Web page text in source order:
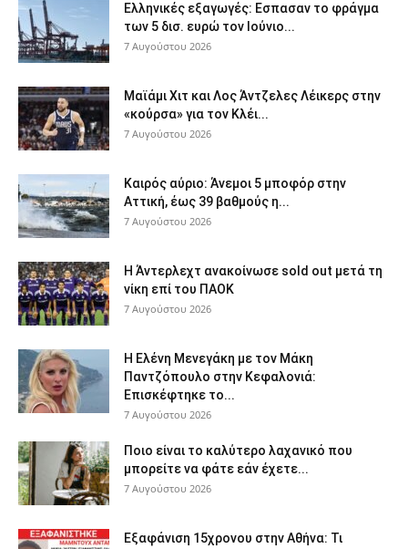
Ελληνικές εξαγωγές: Εσπασαν το φράγμα
των 5 δισ. ευρώ τον Ιούνιο...
7 Αυγούστου 2026
Μαϊάμι Χιτ και Λος Άντζελες Λέικερς στην
«κούρσα» για τον Κλέι...
7 Αυγούστου 2026
Καιρός αύριο: Άνεμοι 5 μποφόρ στην
Αττική, έως 39 βαθμούς η...
7 Αυγούστου 2026
Η Άντερλεχτ ανακοίνωσε sold out μετά τη
νίκη επί του ΠΑΟΚ
7 Αυγούστου 2026
Η Ελένη Μενεγάκη με τον Μάκη
Παντζόπουλο στην Κεφαλονιά:
Επισκέφτηκε το...
7 Αυγούστου 2026
Ποιο είναι το καλύτερο λαχανικό που
μπορείτε να φάτε εάν έχετε...
7 Αυγούστου 2026
Εξαφάνιση 15χρονου στην Αθήνα: Τι